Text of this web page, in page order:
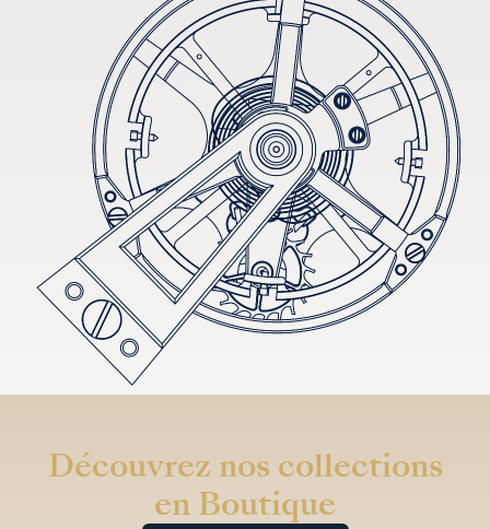
Découvrez nos collections
en Boutique